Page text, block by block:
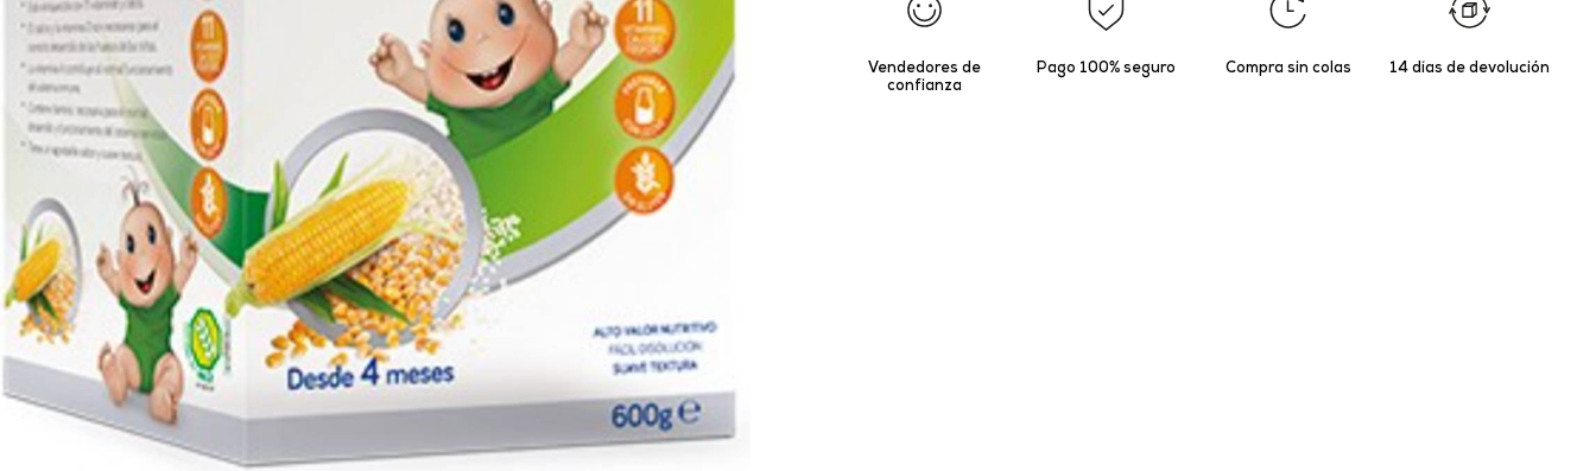
Vendedores de
confianza
Pago 100% seguro Compra sin colas 14 días de devolución